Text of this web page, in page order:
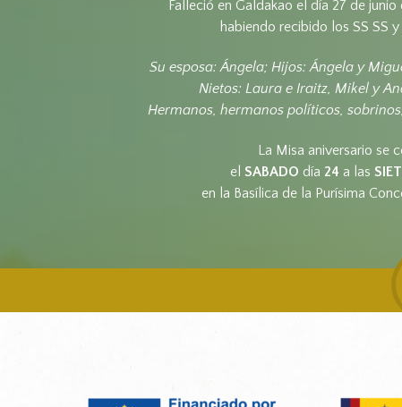
Falleció en Galdakao el día 27 de
habiendo recibido los SS SS y
Su esposa: Ángela; Hijos: Ángela y
Nietos: Laura e Iraitz, Mikel y
Hermanos, hermanos políticos,
La Misa aniversario se
el SABADO día 24 a las
en la Basílica de la Purísima